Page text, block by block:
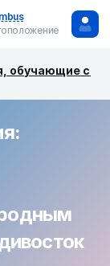
обучающие